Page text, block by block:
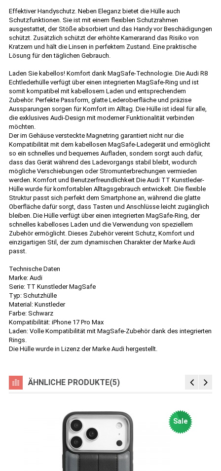
Effektiver Handyschutz. Neben Eleganz bietet die Hülle auch
Schutzfunktionen. Sie ist mit einem flexiblen Schutzrahmen
ausgestattet, der Stöße absorbiert und das Handy vor Beschädigungen
schützt. Zusätzlich schützt der erhöhte Kamerarand das Risiko von
Kratzern und hält die Linsen in perfektem Zustand. Eine praktische
Lösung für den täglichen Gebrauch.
Laden Sie kabellos! Komfort dank MagSafe-Technologie. Die Audi R8
Echtlederhülle verfügt über einen integrierten MagSafe-Ring und ist
somit kompatibel mit kabellosem Laden und entsprechendem
Zubehör. Perfekte Passform, glatte Lederoberfläche und präzise
Aussparungen sorgen für Komfort im Alltag. Die Hülle ist ideal für alle,
die exklusives Audi-Design mit moderner Funktionalität verbinden
möchten.
Der im Gehäuse versteckte Magnetring garantiert nicht nur die
Kompatibilität mit dem kabellosen MagSafe-Ladegerät und ermöglicht
so ein schnelles und bequemes Aufladen, sondern sorgt auch dafür,
dass das Gerät während des Ladevorgangs stabil bleibt, wodurch
mögliche Verschiebungen oder Stromunterbrechungen vermieden
werden. Komfort und Benutzerfreundlichkeit Die Audi TT Kunstleder-
Hülle wurde für komfortablen Alltagsgebrauch entwickelt. Die flexible
Struktur passt sich perfekt dem Smartphone an, während die glatte
Oberfläche dafür sorgt, dass Tasten und Anschlüsse leicht zugänglich
bleiben. Die Hülle verfügt über einen integrierten MagSafe-Ring, der
schnelles kabelloses Laden und die Verwendung von speziellem
Zubehör ermöglicht. Dieses Zubehör vereint Schutz, Komfort und
einzigartigen Stil, der zum dynamischen Charakter der Marke Audi
passt.
Technische Daten
Marke: Audi
Serie: TT Kunstleder MagSafe
Typ: Schutzhülle
Material: Kunstleder
Farbe: Schwarz
Kompatibilität: iPhone 17 Pro Max
Laden: Volle Kompatibilität mit MagSafe-Zubehör dank des integrierten
Rings.
Die Hülle wurde in Lizenz der Marke Audi hergestellt.
ÄHNLICHE PRODUKTE(5)
Sale